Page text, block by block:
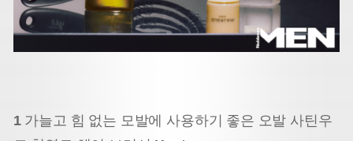
1 가늘고 힘 없는 모발에 사용하기 좋은 오발 사틴우